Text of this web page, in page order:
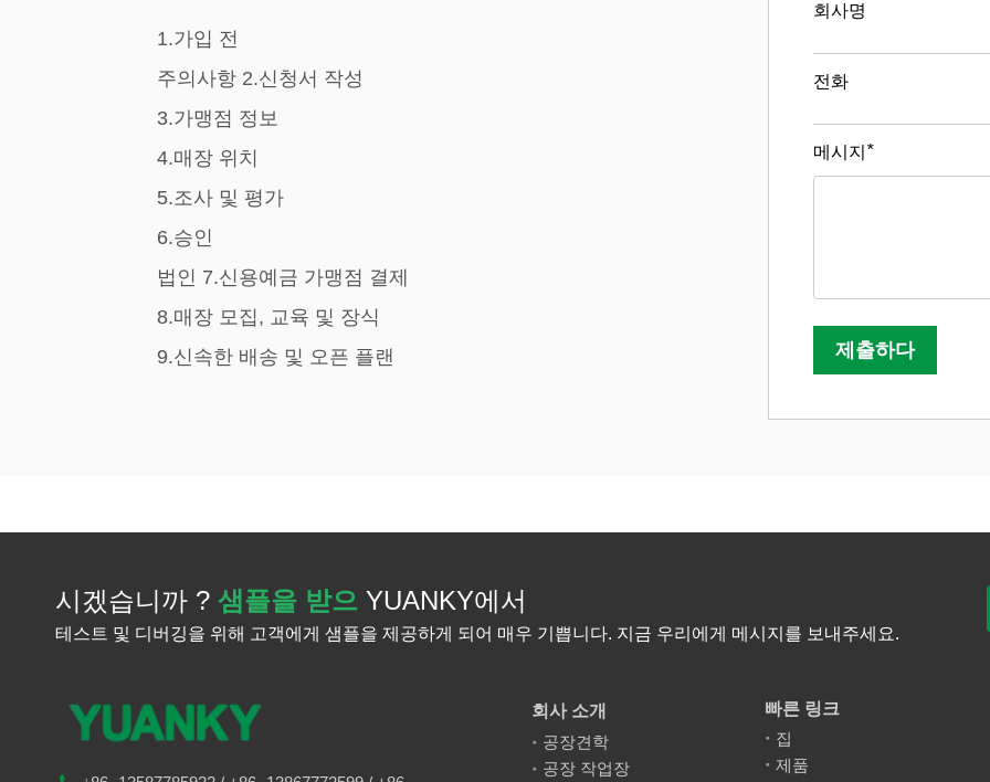
1.가입 전
주의사항 2.신청서 작성
3.가맹점 정보
4.매장 위치
5.조사 및 평가
6.승인
법인 7.신용예금 가맹점 결제
8.매장 모집, 교육 및 장식
9.신속한 배송 및 오픈 플랜
회사명
전화
*
메시지
제출하다
시겠습니까 ? 샘플을 받으 YUANKY에서
테스트 및 디버깅을 위해 고객에게 샘플을 제공하게 되어 매우 기쁩니다. 지금 우리에게 메시지를 보내주세요.
회사 소개
공장견학
공장 작업장
빠른 링크
집
제품